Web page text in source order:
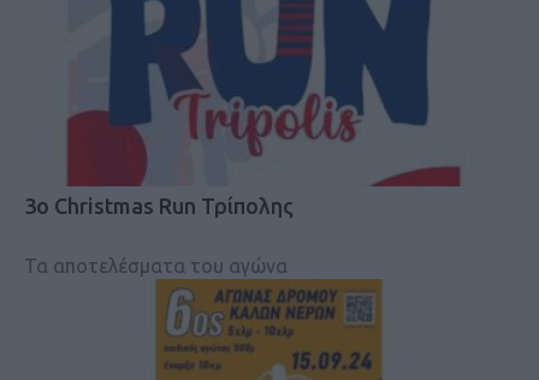
3o Christmas Run Τρίπολης
Τα αποτελέσματα του αγώνα